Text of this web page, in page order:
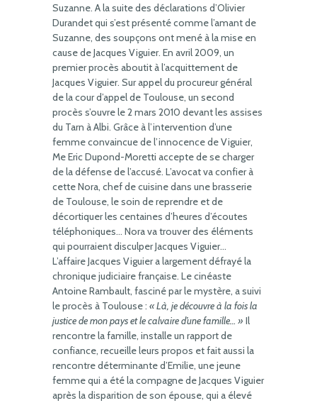
Suzanne. A la suite des déclarations d’Olivier
Durandet qui s’est présenté comme l’amant de
Suzanne, des soupçons ont mené à la mise en
cause de Jacques Viguier. En avril 2009, un
premier procès aboutit à l’acquittement de
Jacques Viguier. Sur appel du procureur général
de la cour d’appel de Toulouse, un second
procès s’ouvre le 2 mars 2010 devant les assises
du Tarn à Albi. Grâce à l’intervention d’une
femme convaincue de l’innocence de Viguier,
Me Eric Dupond-Moretti accepte de se charger
de la défense de l’accusé. L’avocat va confier à
cette Nora, chef de cuisine dans une brasserie
de Toulouse, le soin de reprendre et de
décortiquer les centaines d’heures d’écoutes
téléphoniques… Nora va trouver des éléments
qui pourraient disculper Jacques Viguier…
L’affaire Jacques Viguier a largement défrayé la
chronique judiciaire française. Le cinéaste
Antoine Rambault, fasciné par le mystère, a suivi
le procès à Toulouse : « Là, je découvre à la fois la
justice de mon pays et le calvaire d’une famille… » Il
rencontre la famille, installe un rapport de
confiance, recueille leurs propos et fait aussi la
rencontre déterminante d’Emilie, une jeune
femme qui a été la compagne de Jacques Viguier
après la disparition de son épouse, qui a élevé